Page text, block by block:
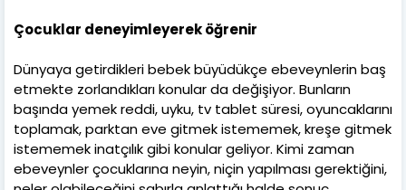
Çocuklar deneyimleyerek öğrenir
Dünyaya getirdikleri bebek büyüdükçe ebeveynlerin baş
etmekte zorlandıkları konular da değişiyor. Bunların
başında yemek reddi, uyku, tv tablet süresi, oyuncaklarını
toplamak, parktan eve gitmek istememek, kreşe gitmek
istememek inatçılık gibi konular geliyor. Kimi zaman
ebeveynler çocuklarına neyin, niçin yapılması gerektiğini,